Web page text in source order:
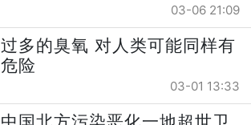
03-06 21:09
过多的臭氧 对人类可能同样有
危险
03-01 13:33